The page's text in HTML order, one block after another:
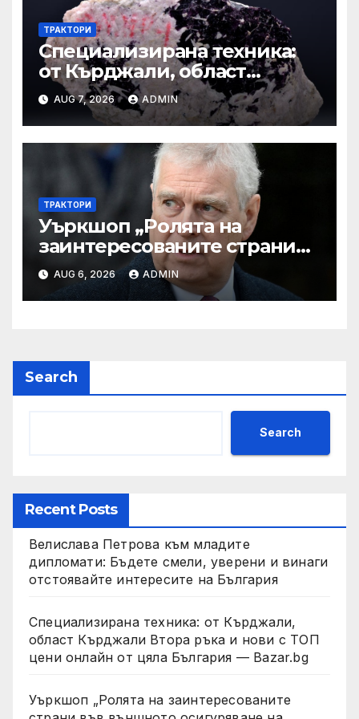
ТРАКТОРИ
Специализирана техника:
от Кърджали, област
Кърджали Втора ръка и
нови с ТОП цени онлайн от
цяла България — Bazar.bg
AUG 7, 2026 ADMIN
ТРАКТОРИ
Уъркшоп „Ролята на
заинтересованите страни
във външното осигуряване
на качеството“
AUG 6, 2026 ADMIN
Search
Search
Recent Posts
Велислава Петрова към младите
дипломати: Бъдете смели, уверени и винаги
отстоявайте интересите на България
Специализирана техника: от Кърджали,
област Кърджали Втора ръка и нови с ТОП
цени онлайн от цяла България — Bazar.bg
Уъркшоп „Ролята на заинтересованите